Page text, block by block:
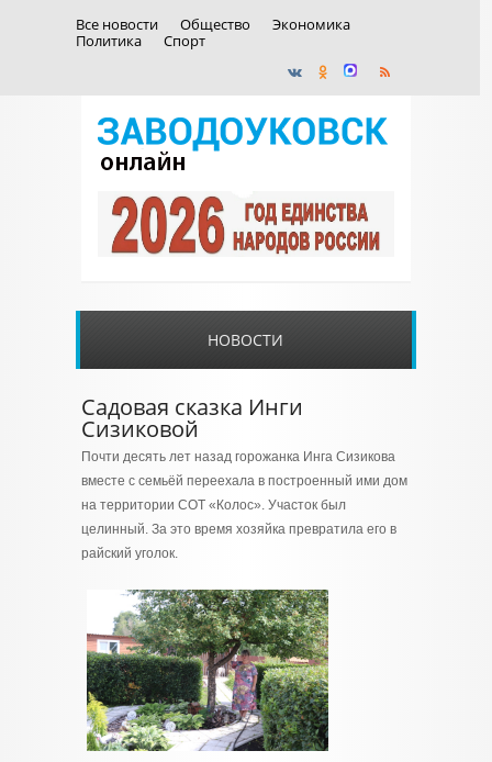
Все новости Общество
Экономика
Политика
Спорт
НОВОСТИ
Садовая сказка Инги
Сизиковой
Почти десять лет назад горожанка Инга Сизикова
вместе с семьёй переехала в построенный ими дом
на территории СОТ «Колос». Участок был
целинный. За это время хозяйка превратила его в
райский уголок.